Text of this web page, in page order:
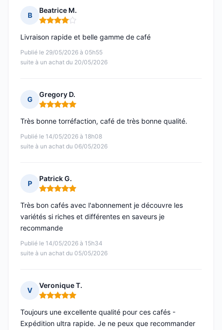
B
Beatrice M.
Note : 4 sur 5
Publié le 29/05/2026 à 05h55
suite à un achat du 20/05/2026
Livraison rapide et belle gamme de café
G
Gregory D.
Note : 5 sur 5
Publié le 14/05/2026 à 18h08
suite à un achat du 06/05/2026
Très bonne torréfaction, café de très bonne qualité.
P
Patrick G.
Note : 5 sur 5
Publié le 14/05/2026 à 15h34
suite à un achat du 05/05/2026
Très bon cafés avec l'abonnement je découvre les
variétés si riches et différentes en saveurs je
recommande
V
Veronique T.
Note : 5 sur 5
Toujours une excellente qualité pour ces cafés -
Expédition ultra rapide. Je ne peux que recommander